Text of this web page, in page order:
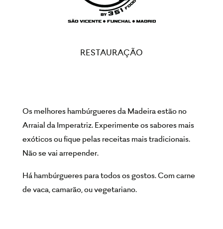
RESTAURAÇÃO
Os melhores hambúrgueres da Madeira estão no
Arraial da Imperatriz. Experimente os sabores mais
exóticos ou fique pelas receitas mais tradicionais.
Não se vai arrepender.
Há hambúrgueres para todos os gostos. Com carne
de vaca, camarão, ou vegetariano.